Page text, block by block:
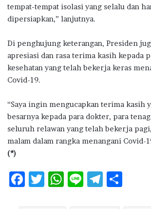
tempat-tempat isolasi yang selalu dan
dipersiapkan,” lanjutnya.
Di penghujung keterangan, Presiden
apresiasi dan rasa terima kasih kepada
kesehatan yang telah bekerja keras
Covid-19.
“Saya ingin mengucapkan terima kasih
besarnya kepada para dokter, para
seluruh relawan yang telah bekerja
malam dalam rangka menangani Covid-
(*)
F
T
W Li T